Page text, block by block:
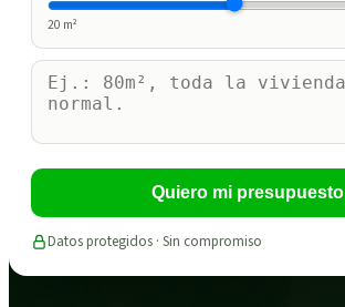
20 m²
Quiero mi presupuesto
Datos protegidos · Sin compromiso